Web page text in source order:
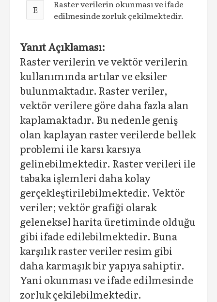
E
Raster verilerin okunması ve ifade
edilmesinde zorluk çekilmektedir.
Yanıt Açıklaması:
Raster verilerin ve vektör verilerin
kullanımında artılar ve eksiler
bulunmaktadır. Raster veriler,
vektör verilere göre daha fazla alan
kaplamaktadır. Bu nedenle geniş
olan kaplayan raster verilerde bellek
problemi ile karsı karsıya
gelinebilmektedir. Raster verileri ile
tabaka işlemleri daha kolay
gerçekleştirilebilmektedir. Vektör
veriler; vektör grafiği olarak
geleneksel harita üretiminde olduğu
gibi ifade edilebilmektedir. Buna
karşılık raster veriler resim gibi
daha karmaşık bir yapıya sahiptir.
Yani okunması ve ifade edilmesinde
zorluk çekilebilmektedir.